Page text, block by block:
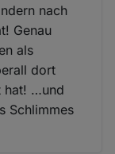
nach
Genau
als
dort
hat! …und
Schlimmes